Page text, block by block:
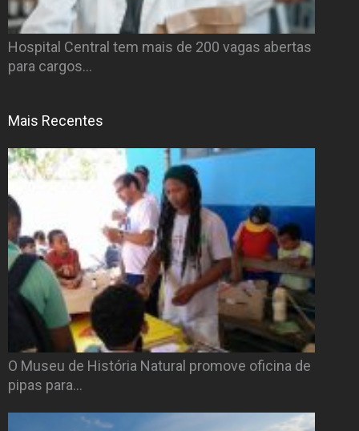
Hospital Central tem mais de 200 vagas abertas
para cargos…
Mais Recentes
O Museu de História Natural promove oficina de
pipas para…